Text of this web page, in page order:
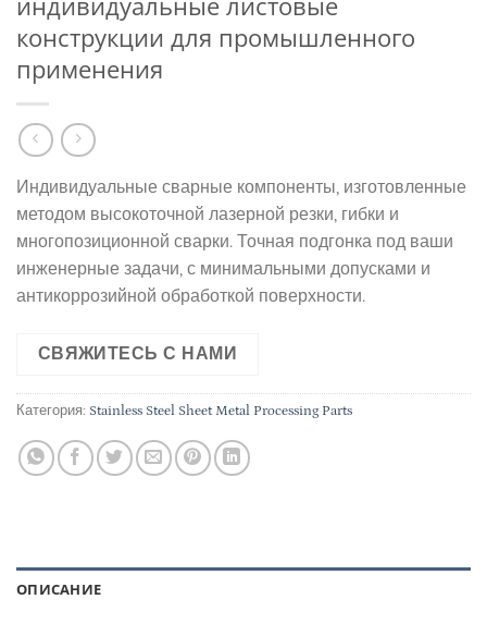
конструкции для промышленного
применения
Индивидуальные сварные компоненты, изготовленные
методом высокоточной лазерной резки, гибки и
многопозиционной сварки. Точная подгонка под ваши
инженерные задачи, с минимальными допусками и
антикоррозийной обработкой поверхности.
СВЯЖИТЕСЬ С НАМИ
Категория: Stainless Steel Sheet Metal Processing Parts
ОПИСАНИЕ